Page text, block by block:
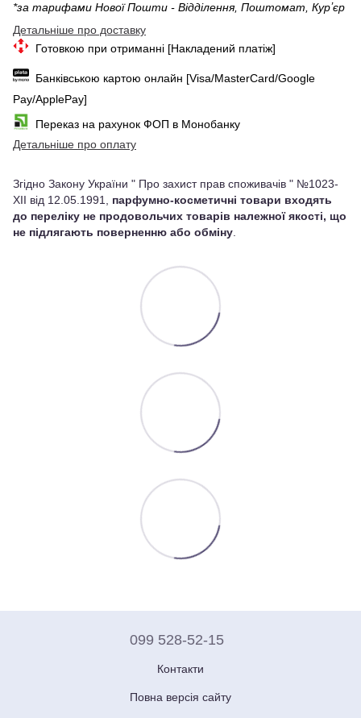
*за тарифами Нової Пошти - Відділення, Поштомат, Курʼєр
Детальніше про доставку
Готовкою при отриманні [Накладений платіж]
Банківською картою онлайн [Visa/MasterCard/Google
Pay/ApplePay]
Переказ на рахунок ФОП в Монобанку
Детальніше про оплату
Згідно Закону України " Про захист прав споживачів " №1023-
XII від 12.05.1991, парфумно-косметичні товари входять
до переліку не продовольчих товарів належної якості, що
не підлягають поверненню або обміну
099 528-52-15
Контакти
Повна версія сайту